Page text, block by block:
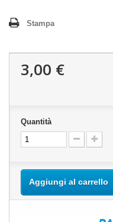
Stampa
3,00 €
Quantità
Aggiungi al carrello